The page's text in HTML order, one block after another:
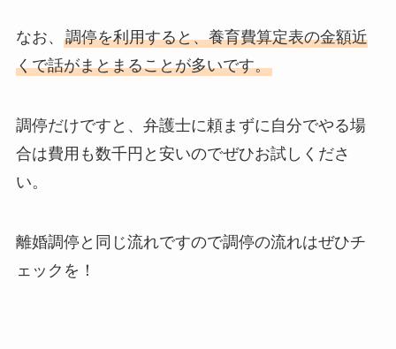
なお、 調停を利用すると、養育費算定表の金額近
くで話がまとまることが多いです。
調停だけですと、弁護士に頼まずに自分でやる場
合は費用も数千円と安いのでぜひお試しくださ
い。
離婚調停と同じ流れですので調停の流れはぜひチ
ェックを！